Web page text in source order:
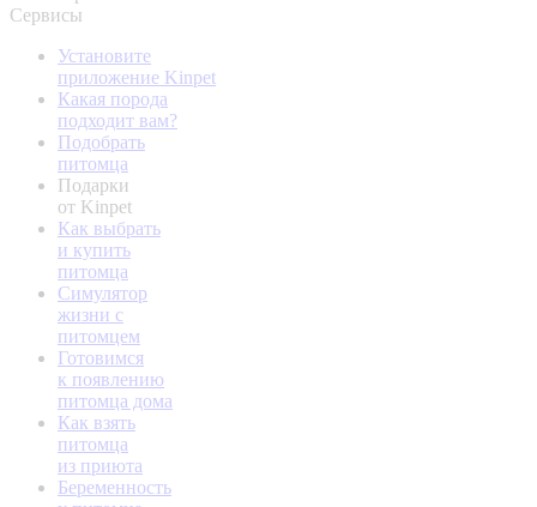
Сервисы
Установите
приложение Kinpet
Какая порода
подходит вам?
Подобрать
питомца
Подарки
от Kinpet
Как выбрать
и купить
питомца
Симулятор
жизни с
питомцем
Готовимся
к появлению
питомца дома
Как взять
питомца
из приюта
Беременность